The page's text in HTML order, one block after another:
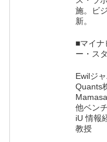
施。ビ
新。
■マイナ
ー・ス
Ewilジ
Quants
他ベン
iU 情報
教授